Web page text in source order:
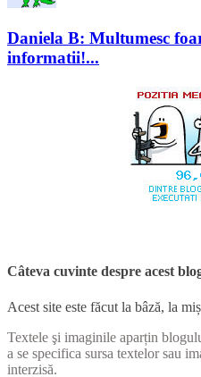
Daniela B: Multumesc
informatii!...
Câteva cuvinte despre acest
Acest site este făcut la bâză, la
Textele şi imaginile aparțin
a se specifica sursa textelor sau
interzisă.